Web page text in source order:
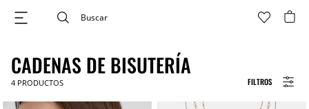
FILTROS
CADENAS DE BISUTERÍA
4 PRODUCTOS